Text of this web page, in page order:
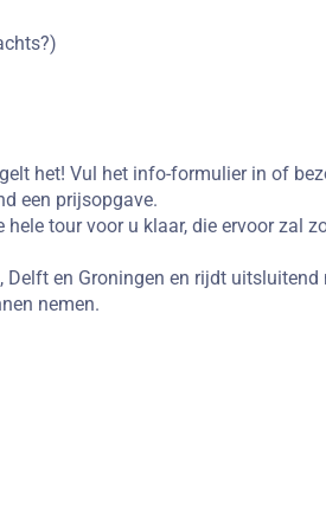
het! Vul het info-formulier in of
een prijsopgave.
tour voor u klaar, die ervoor zal
en Groningen en rijdt uitsluitend
nemen.